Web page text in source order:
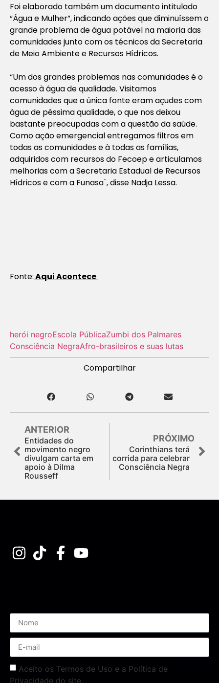
Foi elaborado também um documento intitulado
“Água e Mulher”, indicando ações que diminuíssem o
grande problema de água potável na maioria das
comunidades junto com os técnicos da Secretaria
de Meio Ambiente e Recursos Hídricos.
“Um dos grandes problemas nas comunidades é o
acesso à água de qualidade. Visitamos
comunidades que a única fonte eram açudes com
água de péssima qualidade, o que nos deixou
bastante preocupadas com a questão da saúde.
Como ação emergencial entregamos filtros em
todas as comunidades e à todas as famílias,
adquiridos com recursos do Fecoep e articulamos
melhorias com a Secretaria Estadual de Recursos
Hídricos e com a Funasa¨, disse Nadja Lessa.
Fonte:Aqui Acontece
herói negroEscola PúblicaZumbi dos Palmares
Consciência NegraAfro-brasileiros e suas lutas
Compartilhar
ANTERIOR
Entidades do
movimento negro
divulgam carta em
apoio à Dilma
Rousseff
PRÓXIMO
Corinthians terá
corrida para celebrar
Consciência Negra
Aceito os Termos de Uso e a Política de
Privacidade do site.